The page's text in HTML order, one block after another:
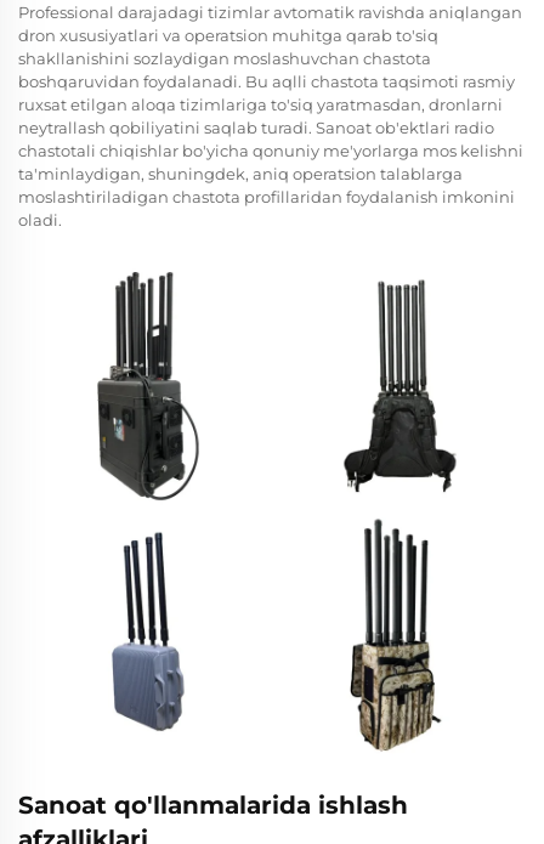
Professional darajadagi tizimlar avtomatik ravishda aniqlangan
dron xususiyatlari va operatsion muhitga qarab to'siq
shakllanishini sozlaydigan moslashuvchan chastota
boshqaruvidan foydalanadi. Bu aqlli chastota taqsimoti rasmiy
ruxsat etilgan aloqa tizimlariga to'siq yaratmasdan, dronlarni
neytrallash qobiliyatini saqlab turadi. Sanoat ob'ektlari radio
chastotali chiqishlar bo'yicha qonuniy me'yorlarga mos kelishni
ta'minlaydigan, shuningdek, aniq operatsion talablarga
moslashtiriladigan chastota profillaridan foydalanish imkonini
oladi.
Sanoat qo'llanmalarida ishlash